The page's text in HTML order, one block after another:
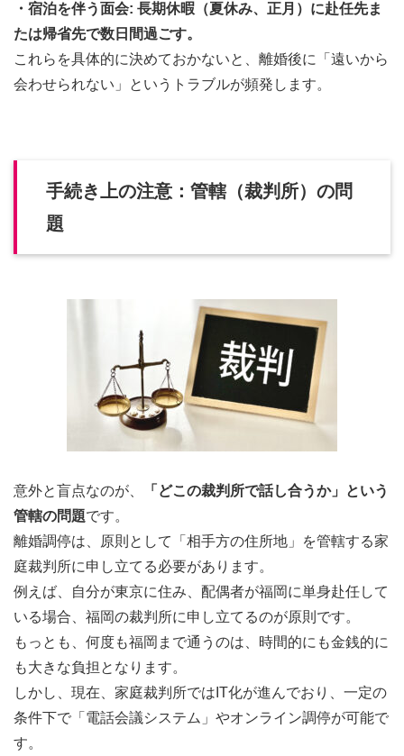
・宿泊を伴う面会: 長期休暇（夏休み、正月）に赴任先ま
たは帰省先で数日間過ごす。
これらを具体的に決めておかないと、離婚後に「遠いから
会わせられない」というトラブルが頻発します。
手続き上の注意：管轄（裁判所）の問
題
意外と盲点なのが、
「どこの裁判所で話し合うか」という
管轄の問題です。
離婚調停は、原則として「相手方の住所地」を管轄する家
庭裁判所に申し立てる必要があります。
例えば、自分が東京に住み、配偶者が福岡に単身赴任して
いる場合、福岡の裁判所に申し立てるのが原則です。
もっとも、何度も福岡まで通うのは、時間的にも金銭的に
も大きな負担となります。
しかし、現在、家庭裁判所ではIT化が進んでおり、一定の
条件下で「電話会議システム」やオンライン調停が可能で
す。